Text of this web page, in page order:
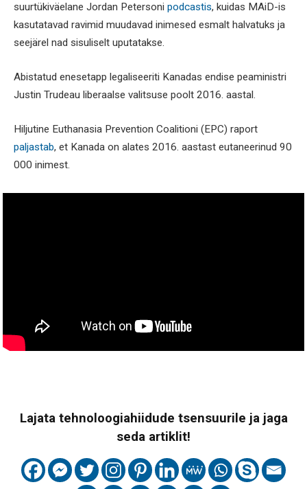
suurtükiväelane Jordan Petersoni podcastis, kuidas MAiD-is
kasutatavad ravimid muudavad inimesed esmalt halvatuks ja
seejärel nad sisuliselt uputatakse.
Abistatud enesetapp legaliseeriti Kanadas endise peaministri
Justin Trudeau liberaalse valitsuse poolt 2016. aastal.
Hiljutine Euthanasia Prevention Coalitioni (EPC) raport
paljastab, et Kanada on alates 2016. aastast eutaneerinud 90
000 inimest.
Lajata tehnoloogiahiidude tsensuurile ja jaga
seda artiklit!